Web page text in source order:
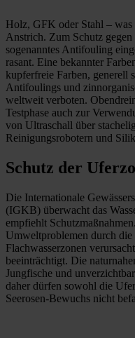
Holz, GFK oder Stahl –
Anstrich. Zum Schutz
sogenanntes Antifouling
rasant. Eine bekannter
kupferfreie Farben, generell
Antifoulings und
weltweit verboten.
Testphase auch zur
von Ultraschall über
Reinigungsrobotern und
Schutz der
Die Internationale
(IGKB) überwacht das
empfiehlt
Umweltproblemen durch
Flachwasserzonen
beeinträchtigt. Die
Jungfische und
daher dürfen sowohl die
Seerosen-Bewuchs nicht